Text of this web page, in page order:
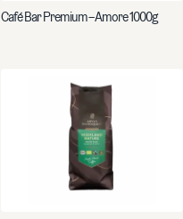
Café Bar Premium – Amore 1000g